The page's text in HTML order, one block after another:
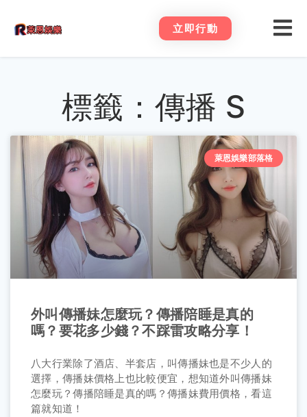
立即行動
標籤：傳播 S
萊恩娛樂部落格
外叫傳播妹怎麼玩？傳播陪睡是真的
嗎？要花多少錢？不踩雷攻略分享！
八大行業除了酒店、半套店，叫傳播妹也是不少人的
選擇，傳播妹價格上也比較便宜，想知道外叫傳播妹
怎麼玩？傳播陪睡是真的嗎？傳播妹費用價格，看這
篇就知道！